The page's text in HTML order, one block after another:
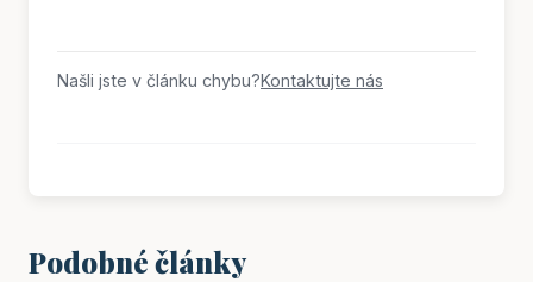
Našli jste v článku chybu?Kontaktujte nás
Podobné články